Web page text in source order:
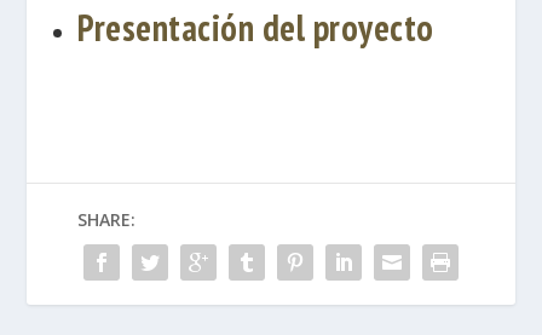
Presentación del proyecto
SHARE: